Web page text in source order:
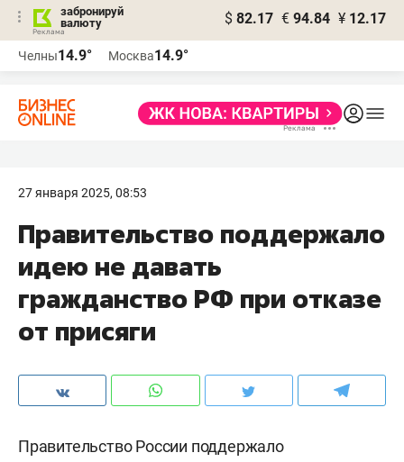
забронируй
валюту
$ 82.17 € 94.84 ¥ 12.17
Челны14.9° Москва14.9°
27 января 2025, 08:53
Правительство поддержало
идею не давать
гражданство РФ при отказе
от присяги
Правительство России поддержало